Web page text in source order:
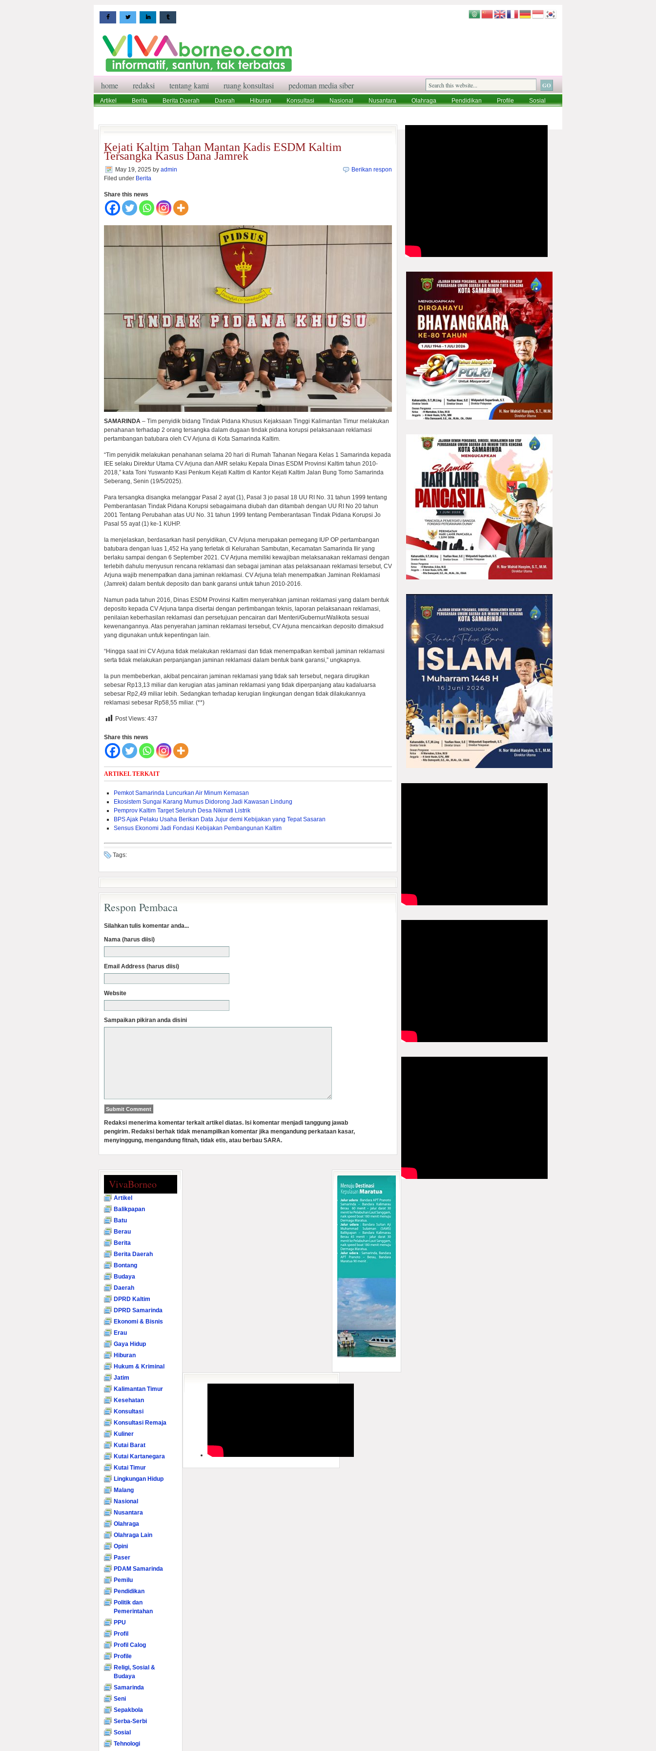
home redaksi tentang kami ruang konsultasi pedoman media siber
Artikel Berita Berita Daerah Daerah Hiburan Konsultasi Nasional Nusantara Olahraga Pendidikan Profile
Sosial
Kejati Kaltim Tahan Mantan Kadis ESDM Kaltim
Tersangka Kasus Dana Jamrek
May 19, 2025 by admin
Filed under Berita
Berikan respon
Share this news
SAMARINDA – Tim penyidik bidang Tindak Pidana Khusus Kejaksaan Tinggi Kalimantan Timur melakukan
penahanan terhadap 2 orang tersangka dalam dugaan tindak pidana korupsi pelaksanaan reklamasi
pertambangan batubara oleh CV Arjuna di Kota Samarinda Kaltim.
“Tim penyidik melakukan penahanan selama 20 hari di Rumah Tahanan Negara Kelas 1 Samarinda kepada
IEE selaku Direktur Utama CV Arjuna dan AMR selaku Kepala Dinas ESDM Provinsi Kaltim tahun 2010-
2018,” kata Toni Yuswanto Kasi Penkum Kejati Kaltim di Kantor Kejati Kaltim Jalan Bung Tomo Samarinda
Seberang, Senin (19/5/2025).
Para tersangka disangka melanggar Pasal 2 ayat (1), Pasal 3 jo pasal 18 UU RI No. 31 tahun 1999 tentang
Pemberantasan Tindak Pidana Korupsi sebagaimana diubah dan ditambah dengan UU RI No 20 tahun
2001 Tentang Perubahan atas UU No. 31 tahun 1999 tentang Pemberantasan Tindak Pidana Korupsi Jo
Pasal 55 ayat (1) ke-1 KUHP.
Ia menjelaskan, berdasarkan hasil penyidikan, CV Arjuna merupakan pemegang IUP OP pertambangan
batubara dengan luas 1,452 Ha yang terletak di Kelurahan Sambutan, Kecamatan Samarinda Ilir yang
berlaku sampai dengan 6 September 2021. CV Arjuna memiliki kewajiban melaksanakan reklamasi dengan
terlebih dahulu menyusun rencana reklamasi dan sebagai jaminan atas pelaksanaan reklamasi tersebut, CV
Arjuna wajib menempatkan dana jaminan reklamasi. CV Arjuna telah menempatkan Jaminan Reklamasi
(Jamrek) dalam bentuk deposito dan bank garansi untuk tahun 2010-2016.
Namun pada tahun 2016, Dinas ESDM Provinsi Kaltim menyerahkan jaminan reklamasi yang dalam bentuk
deposito kepada CV Arjuna tanpa disertai dengan pertimbangan teknis, laporan pelaksanaan reklamasi,
penilaian keberhasilan reklamasi dan persetujuan pencairan dari Menteri/Gubernur/Walikota sesuai
kewenangannya. Atas penyerahan jaminan reklamasi tersebut, CV Arjuna mencairkan deposito dimaksud
yang digunakan untuk kepentingan lain.
“Hingga saat ini CV Arjuna tidak melakukan reklamasi dan tidak menempatkan kembali jaminan reklamasi
serta tidak melakukan perpanjangan jaminan reklamasi dalam bentuk bank garansi,” ungkapnya.
Ia pun membeberkan, akibat pencairan jaminan reklamasi yang tidak sah tersebut, negara dirugikan
sebesar Rp13,13 miliar dan kerugian atas jaminan reklamasi yang tidak diperpanjang atau kadaluarsa
sebesar Rp2,49 miliar lebih. Sedangkan terhadap kerugian lingkungan dengan tidak dilakukannya
reklamasi sebesar Rp58,55 miliar. (**)
Post Views: 437
Share this news
ARTIKEL TERKAIT
Pemkot Samarinda Luncurkan Air Minum Kemasan
Ekosistem Sungai Karang Mumus Didorong Jadi Kawasan Lindung
Pemprov Kaltim Target Seluruh Desa Nikmati Listrik
BPS Ajak Pelaku Usaha Berikan Data Jujur demi Kebijakan yang Tepat Sasaran
Sensus Ekonomi Jadi Fondasi Kebijakan Pembangunan Kaltim
Tags:
Respon Pembaca
Silahkan tulis komentar anda...
Nama (harus diisi)
Email Address (harus diisi)
Website
Sampaikan pikiran anda disini
Redaksi menerima komentar terkait artikel diatas. Isi komentar menjadi tanggung jawab
pengirim. Redaksi berhak tidak menampilkan komentar jika mengandung perkataan kasar,
menyinggung, mengandung fitnah, tidak etis, atau berbau SARA.
VivaBorneo
Artikel
Balikpapan
Batu
Berau
Berita
Berita Daerah
Bontang
Budaya
Daerah
DPRD Kaltim
DPRD Samarinda
Ekonomi & Bisnis
Erau
Gaya Hidup
Hiburan
Hukum & Kriminal
Jatim
Kalimantan Timur
Kesehatan
Konsultasi
Konsultasi Remaja
Kuliner
Kutai Barat
Kutai Kartanegara
Kutai Timur
Lingkungan Hidup
Malang
Nasional
Nusantara
Olahraga
Olahraga Lain
Opini
Paser
PDAM Samarinda
Pemilu
Pendidikan
Politik dan
Pemerintahan
PPU
Profil
Profil Calog
Profile
Religi, Sosial &
Budaya
Samarinda
Seni
Sepakbola
Serba-Serbi
Sosial
Tehnologi